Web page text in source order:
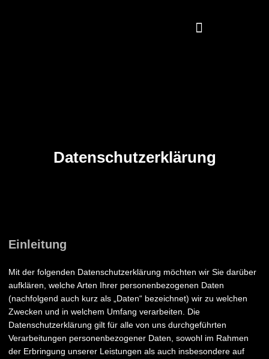
Datenschutzerklärung
Einleitung
Mit der folgenden Datenschutzerklärung möchten wir Sie darüber
aufklären, welche Arten Ihrer personenbezogenen Daten
(nachfolgend auch kurz als „Daten“ bezeichnet) wir zu welchen
Zwecken und in welchem Umfang verarbeiten. Die
Datenschutzerklärung gilt für alle von uns durchgeführten
Verarbeitungen personenbezogener Daten, sowohl im Rahmen
der Erbringung unserer Leistungen als auch insbesondere auf